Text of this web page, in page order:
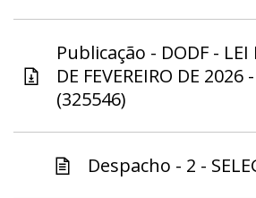
Publicação - DODF - LEI
DE FEVEREIRO DE 2026
(325546)
Despacho - 2 -